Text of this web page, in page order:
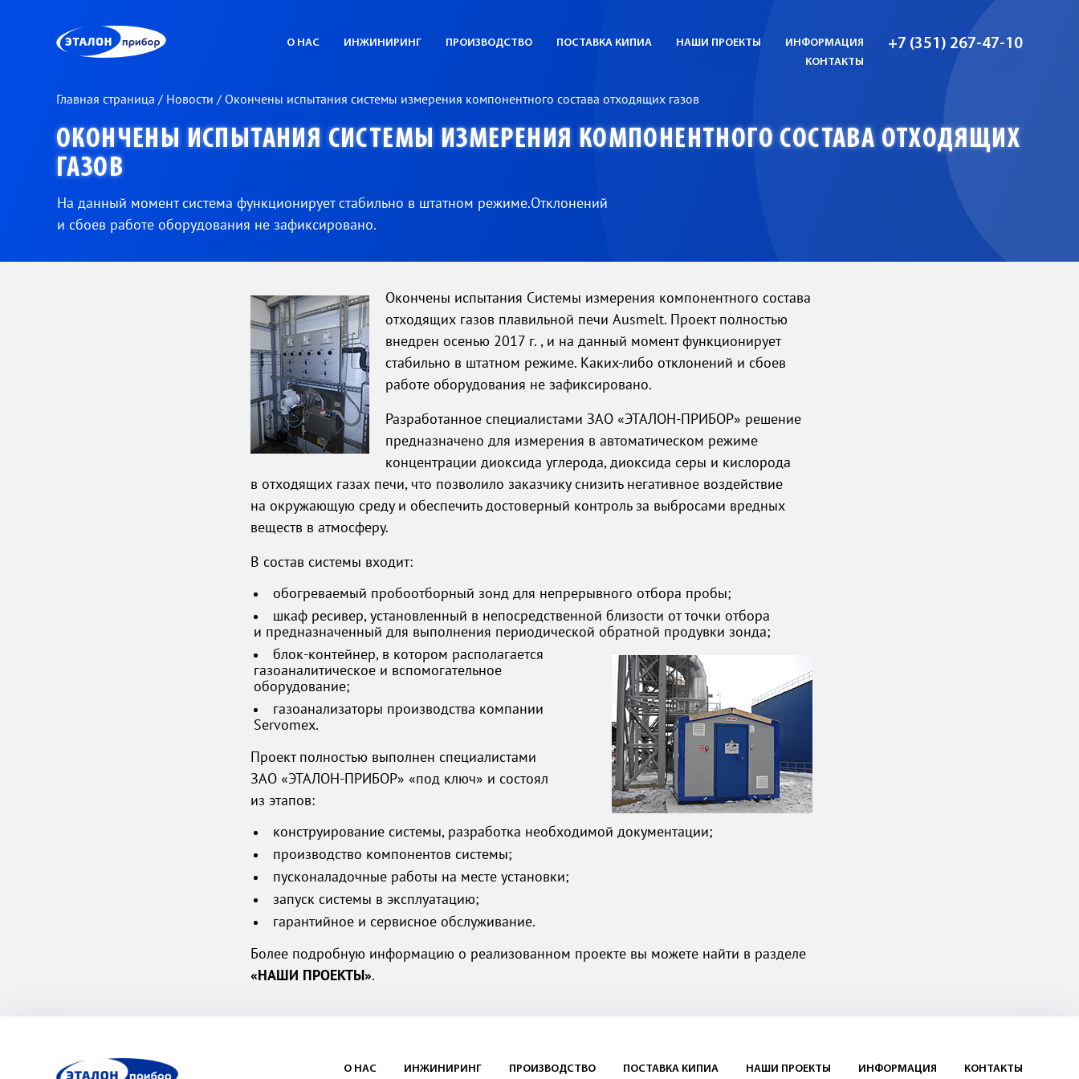
О НАС ИНЖИНИРИНГ ПРОИЗВОДСТВО ПОСТАВКА КИПИА НАШИ ПРОЕКТЫ
ИНФОРМАЦИЯ
КОНТАКТЫ
+7 (351) 267-47-10
Главная страница / Новости / Окончены испытания системы измерения компонентного состава отходящих газов
ОКОНЧЕНЫ ИСПЫТАНИЯ СИСТЕМЫ ИЗМЕРЕНИЯ КОМПОНЕНТНОГО СОСТАВА ОТХОДЯЩИХ
ГАЗОВ
На данный момент система функционирует стабильно в штатном режиме.Отклонений
и сбоев работе оборудования не зафиксировано.
Окончены испытания Системы измерения компонентного состава
отходящих газов плавильной печи Ausmelt. Проект полностью
внедрен осенью 2017 г. , и на данный момент функционирует
стабильно в штатном режиме. Каких-либо отклонений и сбоев
работе оборудования не зафиксировано.
Разработанное специалистами ЗАО «ЭТАЛОН-ПРИБОР» решение
предназначено для измерения в автоматическом режиме
концентрации диоксида углерода, диоксида серы и кислорода
в отходящих газах печи, что позволило заказчику снизить негативное воздействие
на окружающую среду и обеспечить достоверный контроль за выбросами вредных
веществ в атмосферу.
В состав системы входит:
обогреваемый пробоотборный зонд для непрерывного отбора пробы;
шкаф ресивер, установленный в непосредственной близости от точки отбора
и предназначенный для выполнения периодической обратной продувки зонда;
блок-контейнер, в котором располагается
газоаналитическое и вспомогательное
оборудование;
газоанализаторы производства компании
Servomex.
Проект полностью выполнен специалистами
ЗАО «ЭТАЛОН-ПРИБОР» «под ключ» и состоял
из этапов:
конструирование системы, разработка необходимой документации;
производство компонентов системы;
пусконаладочные работы на месте установки;
запуск системы в эксплуатацию;
гарантийное и сервисное обслуживание.
Более подробную информацию о реализованном проекте вы можете найти в разделе
«НАШИ ПРОЕКТЫ».
О НАС ИНЖИНИРИНГ ПРОИЗВОДСТВО ПОСТАВКА КИПИА НАШИ ПРОЕКТЫ ИНФОРМАЦИЯ КОНТАКТЫ